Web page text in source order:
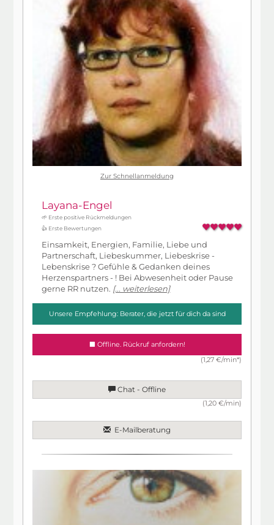
Zur Schnellanmeldung
Layana-Engel
🌱 Erste positive Rückmeldungen
👍 Erste Bewertungen
Einsamkeit, Energien, Familie, Liebe und
Partnerschaft, Liebeskummer, Liebeskrise -
Lebenskrise ? Gefühle & Gedanken deines
Herzenspartners - ! Bei Abwesenheit oder Pause
gerne RR nutzen. [... weiterlesen]
Unsere Empfehlung: Berater, die jetzt für dich da sind
Offline. Rückruf anfordern!
(1,27 €/min*)
Chat - Offline
(1,20 €/min)
E-Mailberatung